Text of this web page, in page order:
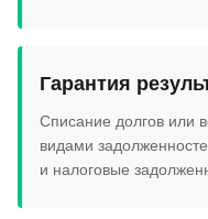
Гарантия
Списание долгов или
видами
и налоговые